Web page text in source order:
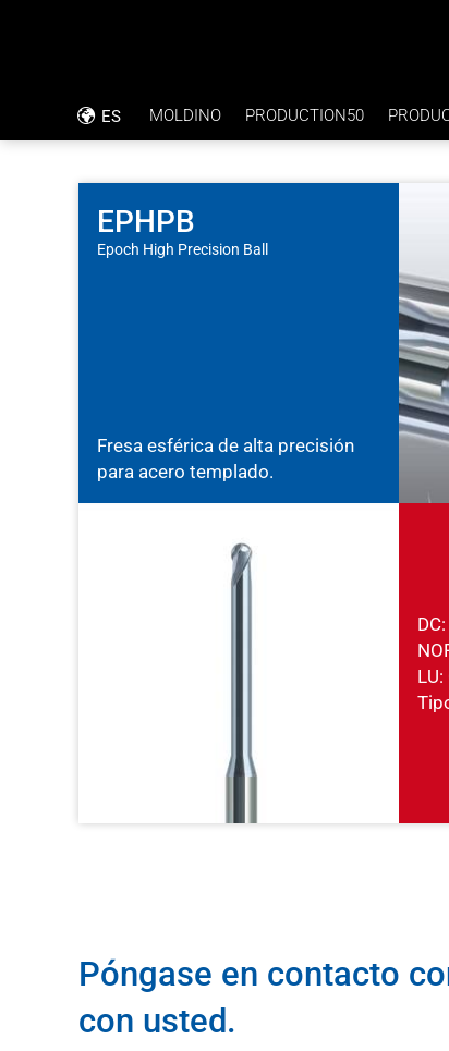
ES MOLDINO
CÓDIGO DE CONDUCTA
RSC
PRODUCTION50
PLACAS BIPOLARES
EPHPB
Epoch High Precision Ball
Fresa esférica de alta precisión
para acero templado.
Póngase en contacto
con usted.